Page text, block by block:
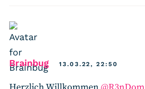
Brainbugsays:13.03.22, 22:50